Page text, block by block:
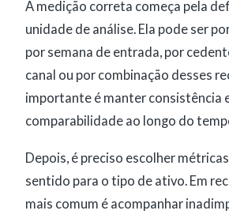
A medição correta começa pela
unidade de análise. Ela pode ser
por semana de entrada, por
canal ou por combinação desses
importante é manter consistência
comparabilidade ao longo do
Depois, é preciso escolher
sentido para o tipo de ativo. Em
mais comum é acompanhar